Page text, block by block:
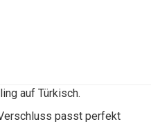
auf Türkisch.
passt perfekt